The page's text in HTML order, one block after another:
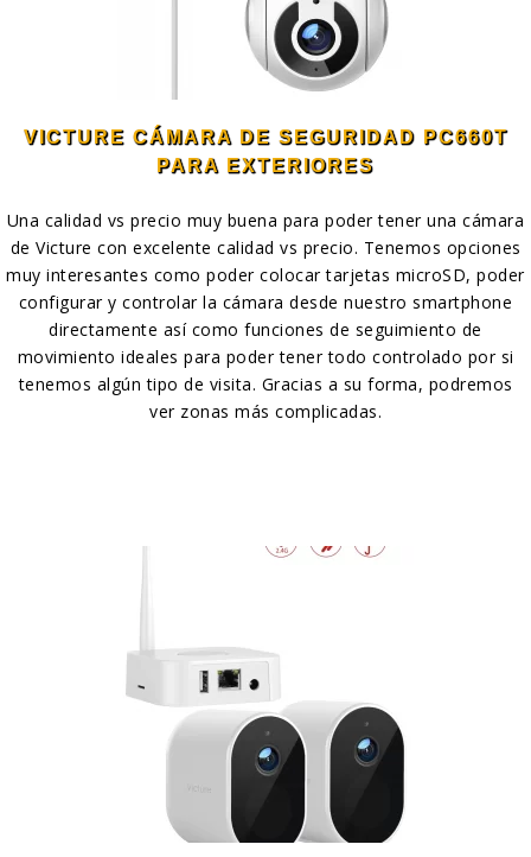
VICTURE CÁMARA DE SEGURIDAD PC660T
PARA EXTERIORES
Una calidad vs precio muy buena para poder tener una cámara
de Victure con excelente calidad vs precio. Tenemos opciones
muy interesantes como poder colocar tarjetas microSD, poder
configurar y controlar la cámara desde nuestro smartphone
directamente así como funciones de seguimiento de
movimiento ideales para poder tener todo controlado por si
tenemos algún tipo de visita. Gracias a su forma, podremos
ver zonas más complicadas.